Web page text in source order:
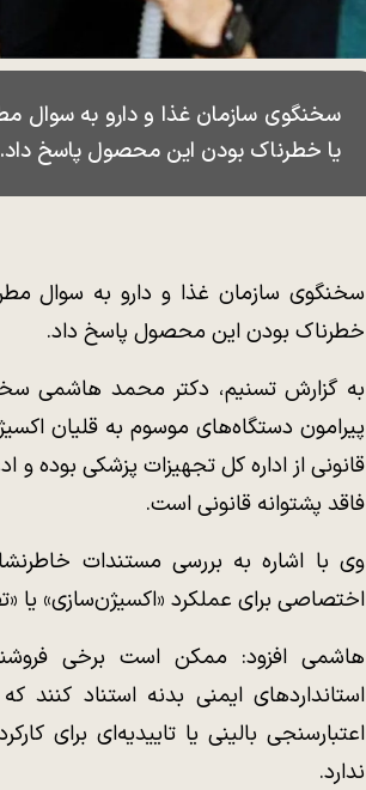
سخنگوی سازمان غذا و دارو به
یا خطرناک بودن این محصول پاسخ داد.
سخنگوی سازمان غذا و دارو به سوال
خطرناک بودن این محصول پاسخ داد.
به گزارش تسنیم، دکتر محمد هاشمی
پیرامون دستگاه‌های موسوم به قلیان
قانونی از اداره کل تجهیزات پزشکی بوده
فاقد پشتوانه قانونی است.
وی با اشاره به بررسی مستندات
اختصاصی برای عملکرد «اکسیژن‌سازی» یا
هاشمی افزود: ممکن است برخی
استاندارد‌های ایمنی بدنه استناد
اعتبارسنجی بالینی یا تاییدیه‌ای برای
ندارد.